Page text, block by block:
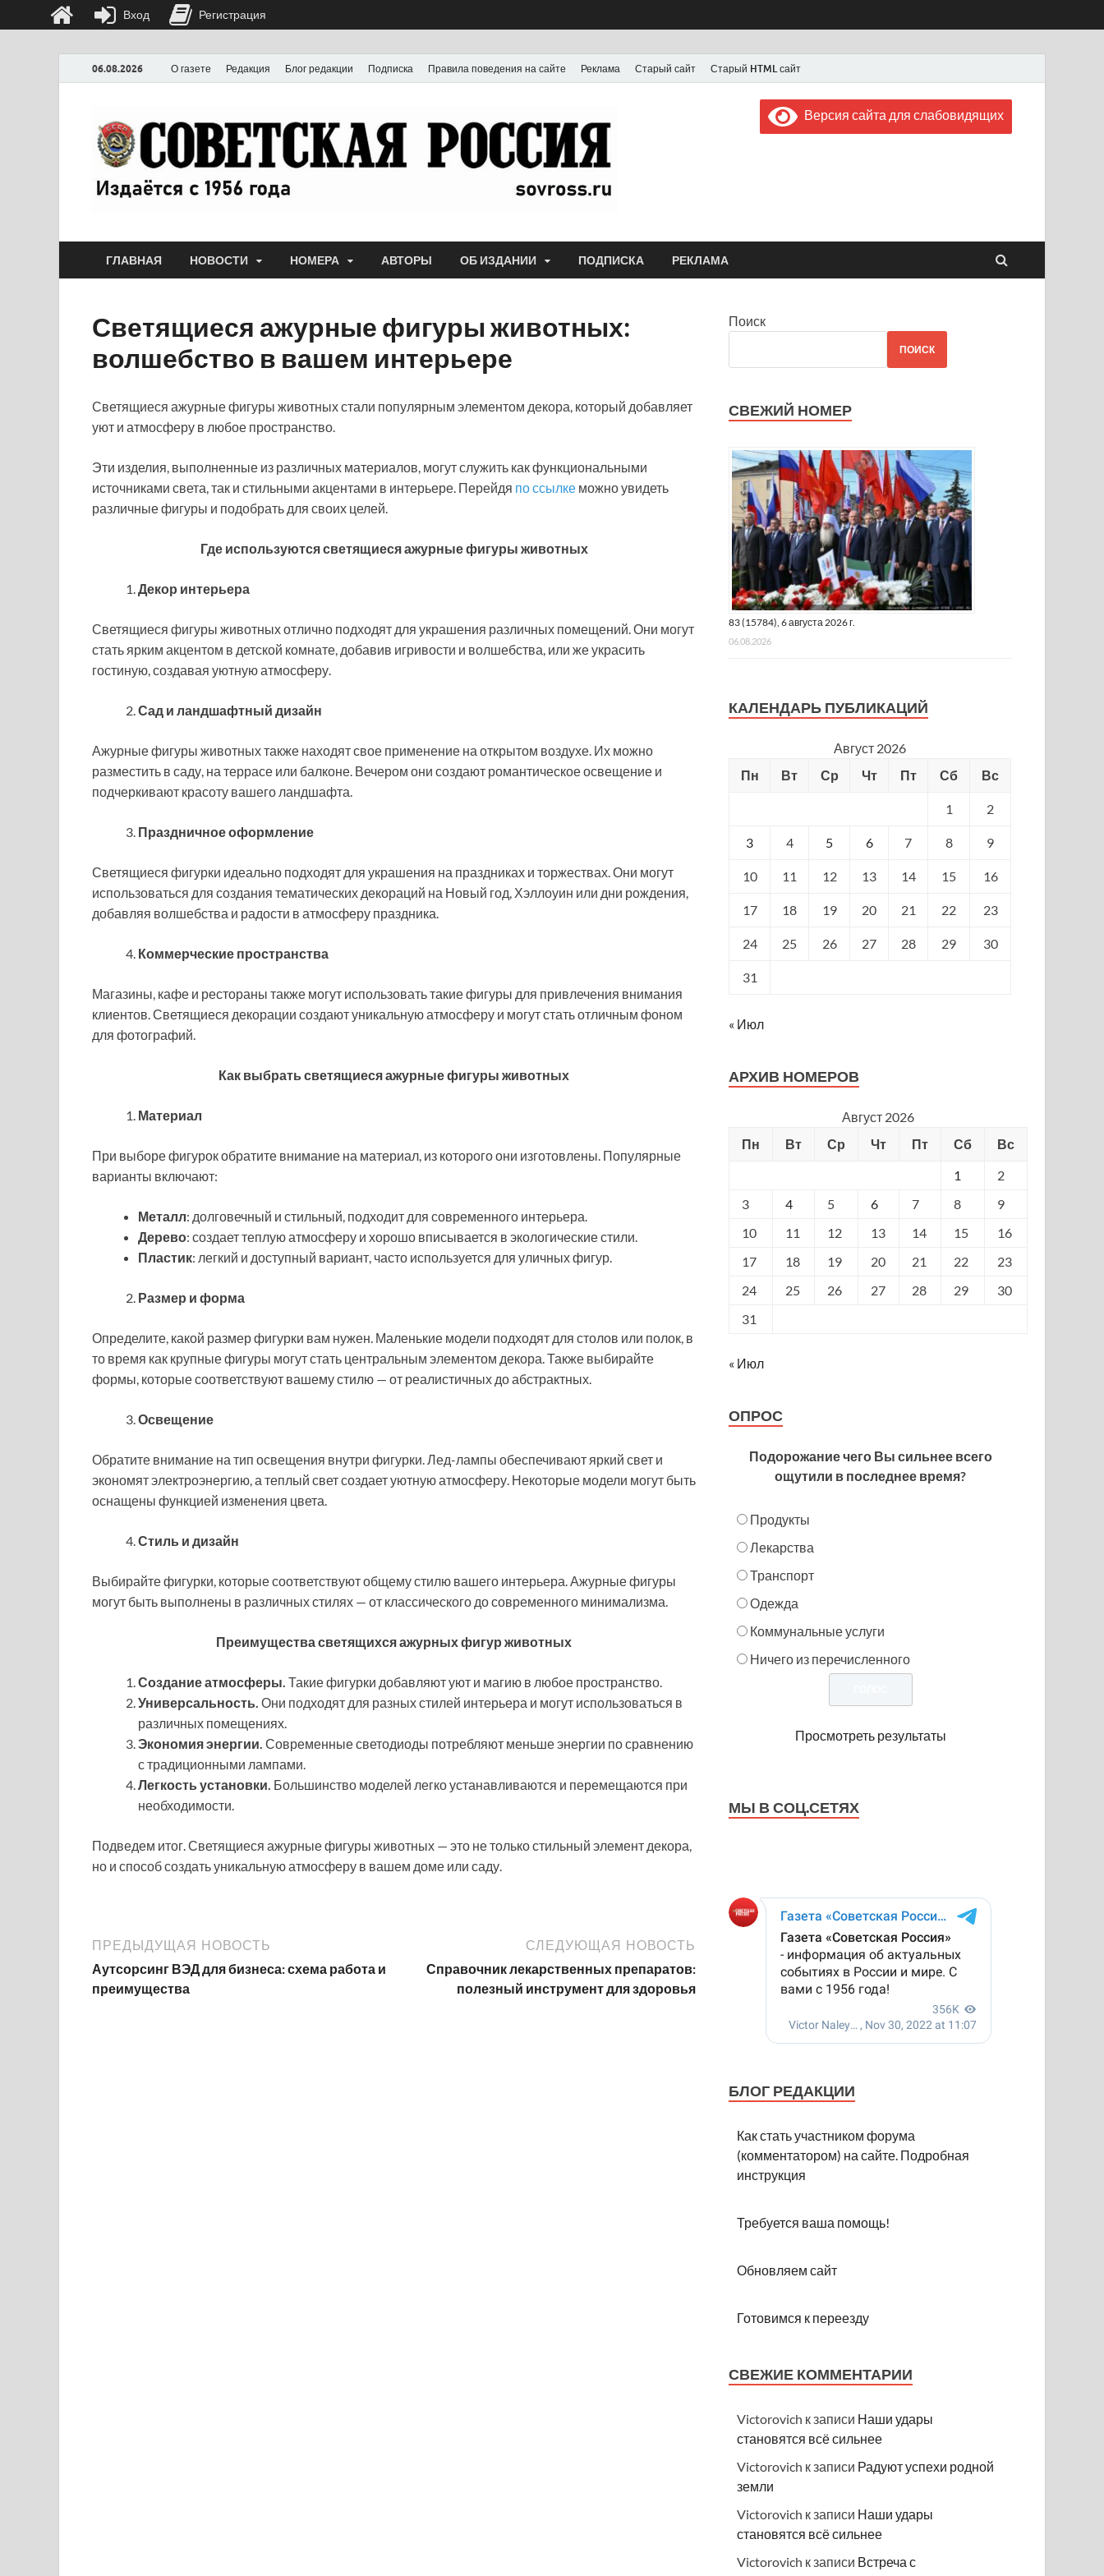
06.08.2026 О газете Редакция Блог редакции Подписка Правила поведения на сайте Реклама Старый сайт Старый HTML сайт
Газета "Советская Россия"
Выпускается с июля 1956 года
Версия сайта для слабовидящих
ГЛАВНАЯ НОВОСТИ НОМЕРА АВТОРЫ ОБ ИЗДАНИИ ПОДПИСКА РЕКЛАМА
Светящиеся ажурные фигуры животных:
волшебство в вашем интерьере
Светящиеся ажурные фигуры животных стали популярным элементом декора, который добавляет
уют и атмосферу в любое пространство.
Эти изделия, выполненные из различных материалов, могут служить как функциональными
источниками света, так и стильными акцентами в интерьере. Перейдя по ссылке можно увидеть
различные фигуры и подобрать для своих целей.
Где используются светящиеся ажурные фигуры животных
Декор интерьера
Светящиеся фигуры животных отлично подходят для украшения различных помещений. Они могут
стать ярким акцентом в детской комнате, добавив игривости и волшебства, или же украсить
гостиную, создавая уютную атмосферу.
Сад и ландшафтный дизайн
Ажурные фигуры животных также находят свое применение на открытом воздухе. Их можно
разместить в саду, на террасе или балконе. Вечером они создают романтическое освещение и
подчеркивают красоту вашего ландшафта.
Праздничное оформление
Светящиеся фигурки идеально подходят для украшения на праздниках и торжествах. Они могут
использоваться для создания тематических декораций на Новый год, Хэллоуин или дни рождения,
добавляя волшебства и радости в атмосферу праздника.
Коммерческие пространства
Магазины, кафе и рестораны также могут использовать такие фигуры для привлечения внимания
клиентов. Светящиеся декорации создают уникальную атмосферу и могут стать отличным фоном
для фотографий.
Как выбрать светящиеся ажурные фигуры животных
Материал
При выборе фигурок обратите внимание на материал, из которого они изготовлены. Популярные
варианты включают:
Металл: долговечный и стильный, подходит для современного интерьера.
Дерево: создает теплую атмосферу и хорошо вписывается в экологические стили.
Пластик: легкий и доступный вариант, часто используется для уличных фигур.
Размер и форма
Определите, какой размер фигурки вам нужен. Маленькие модели подходят для столов или полок, в
то время как крупные фигуры могут стать центральным элементом декора. Также выбирайте
формы, которые соответствуют вашему стилю — от реалистичных до абстрактных.
Освещение
Обратите внимание на тип освещения внутри фигурки. Лед-лампы обеспечивают яркий свет и
экономят электроэнергию, а теплый свет создает уютную атмосферу. Некоторые модели могут быть
оснащены функцией изменения цвета.
Стиль и дизайн
Выбирайте фигурки, которые соответствуют общему стилю вашего интерьера. Ажурные фигуры
могут быть выполнены в различных стилях — от классического до современного минимализма.
Преимущества светящихся ажурных фигур животных
Создание атмосферы. Такие фигурки добавляют уют и магию в любое пространство.
Универсальность. Они подходят для разных стилей интерьера и могут использоваться в
различных помещениях.
Экономия энергии. Современные светодиоды потребляют меньше энергии по сравнению
с традиционными лампами.
Легкость установки. Большинство моделей легко устанавливаются и перемещаются при
необходимости.
Подведем итог. Светящиеся ажурные фигуры животных — это не только стильный элемент декора,
но и способ создать уникальную атмосферу в вашем доме или саду.
ПРЕДЫДУЩАЯ НОВОСТЬ
Аутсорсинг ВЭД для бизнеса: схема работа и
преимущества
СЛЕДУЮЩАЯ НОВОСТЬ
Справочник лекарственных препаратов:
полезный инструмент для здоровья
Поиск
ПОИСК
СВЕЖИЙ НОМЕР
83 (15784), 6 августа 2026 г.
06.08.2026
КАЛЕНДАРЬ ПУБЛИКАЦИЙ
Август 2026
Пн
Вт Ср Чт Пт Сб Вс
1 2
3 4 5 6 7 8 9
10 11 12 13 14 15 16
17 18 19 20 21 22 23
24 25 26 27 28 29 30
31
« Июл
АРХИВ НОМЕРОВ
Август 2026
Пн
Вт Ср Чт Пт Сб
Вс
1
2
3
4 5 6 7 8
9
10
11 12 13 14 15
16
17
18 19 20 21 22
23
24
25 26 27 28 29
30
31
« Июл
ОПРОС
Подорожание чего Вы сильнее всего
ощутили в последнее время?
Продукты
Лекарства
Транспорт
Одежда
Коммунальные услуги
Ничего из перечисленного
Просмотреть результаты
МЫ В СОЦ.СЕТЯХ
БЛОГ РЕДАКЦИИ
Как стать участником форума
(комментатором) на сайте. Подробная
инструкция
Требуется ваша помощь!
Обновляем сайт
Готовимся к переезду
СВЕЖИЕ КОММЕНТАРИИ
Victorovich к записи Наши удары
становятся всё сильнее
Victorovich к записи Радуют успехи родной
земли
Victorovich к записи Наши удары
становятся всё сильнее
Victorovich к записи Встреча с
Вход Регистрация